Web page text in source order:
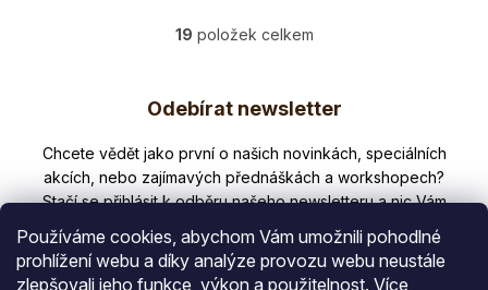
Používáme cookies, abychom Vám umožnili pohodlné
prohlížení webu a díky analýze provozu webu neustále
zlepšovali jeho funkce, výkon a použitelnost. Více
O
á
d
a
c
p
r
19 položek celkem
a
Odebírat newsletter
Nezmeškejte žádné novinky či slevy!